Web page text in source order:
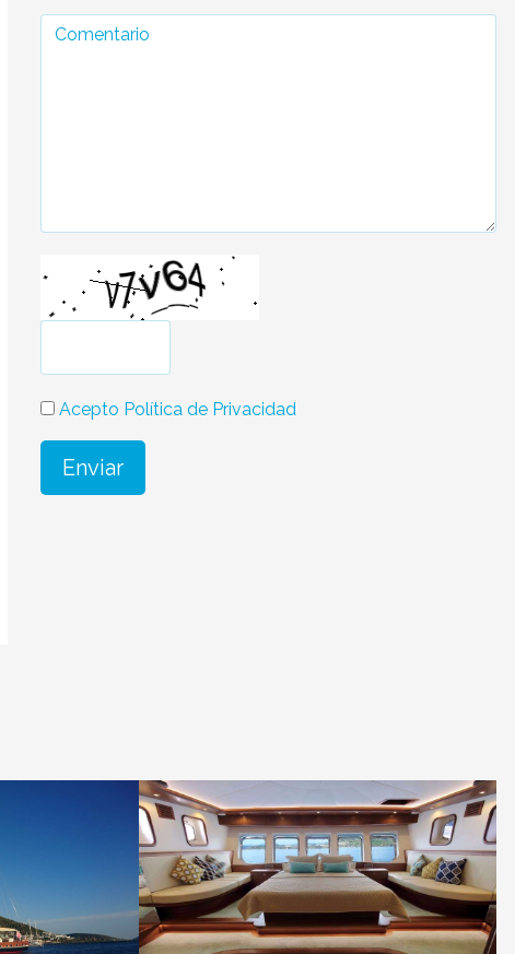
Acepto Política de Privacidad